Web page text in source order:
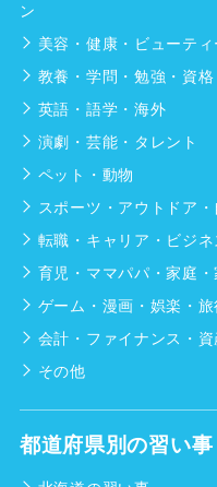
ン
美容・健康・ビューテ
教養・学問・勉強・資格
英語・語学・海外
演劇・芸能・タレント
ペット・動物
スポーツ・アウトドア
転職・キャリア・ビジ
育児・ママパパ・家庭
ゲーム・漫画・娯楽・旅
会計・ファイナンス・資
その他
都道府県別の習い事